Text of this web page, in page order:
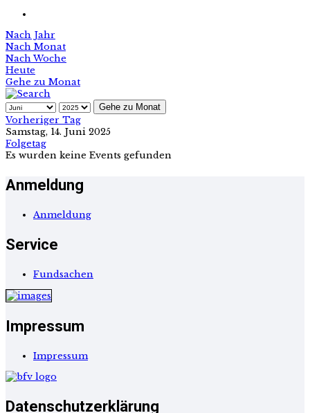
Nach Jahr
Nach Monat
Nach Woche
Heute
Gehe zu Monat
Gehe zu Monat
Vorheriger Tag
Samstag, 14. Juni 2025
Folgetag
Es wurden keine Events gefunden
Anmeldung
Anmeldung
Service
Fundsachen
Impressum
Impressum
Datenschutzerklärung